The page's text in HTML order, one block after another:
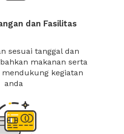
dan Fasilitas
sesuai tanggal dan
makanan serta
kegiatan
anda